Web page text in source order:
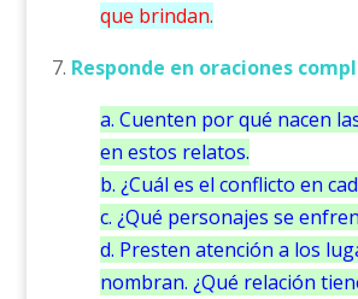
que brindan.
7. Responde en oraciones
a. Cuenten por qué nacen
en estos relatos.
b. ¿Cuál es el conflicto en
c. ¿Qué personajes se
d. Presten atención a los
nombran. ¿Qué relación